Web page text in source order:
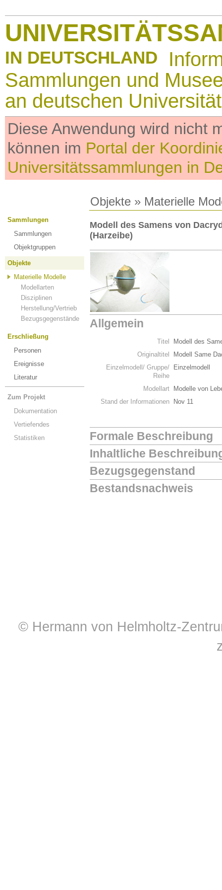
IN DEUTSCHLAND
Sammlungen und
an deutschen
Diese Anwendung wird nicht
können im Portal der
Universitätssammlungen in
Objekte » Materielle
Sammlungen
Sammlungen
Objektgruppen
Objekte
Materielle Modelle
Modellarten
Disziplinen
Herstellung/Vertrieb
Bezugsgegenstände
Erschließung
Personen
Ereignisse
Literatur
Zum Projekt
Dokumentation
Vertiefendes
Statistiken
Modell des Samens von
(Harzeibe)
Allgemein
Titel
Modell des
Originaltitel
Modell Same
Einzelmodell/ Gruppe/
Reihe
Einzelmodell
Modellart
Modelle von
Stand der Informationen
Nov 11
Formale Beschreibung
Inhaltliche
Bezugsgegenstand
Bestandsnachweis
© Hermann von Helmholtz-